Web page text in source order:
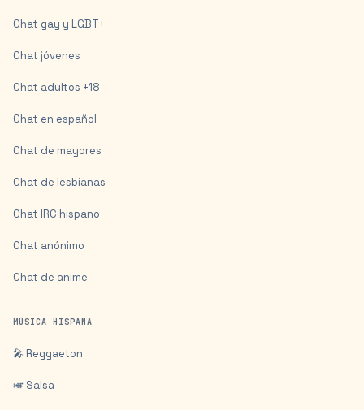
Chat gay y LGBT+
Chat jóvenes
Chat adultos +18
Chat en español
Chat de mayores
Chat de lesbianas
Chat IRC hispano
Chat anónimo
Chat de anime
MÚSICA HISPANA
🎤 Reggaeton
🎺 Salsa